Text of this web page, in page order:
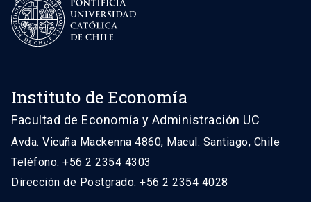
Instituto de Economía
Facultad de Economía y Administración UC
Avda. Vicuña Mackenna 4860, Macul. Santiago, Chile
Teléfono: +56 2 2354 4303
Dirección de Postgrado: +56 2 2354 4028